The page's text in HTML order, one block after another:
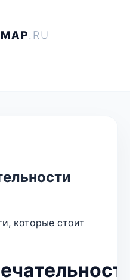
MAP.RU
которые стоит